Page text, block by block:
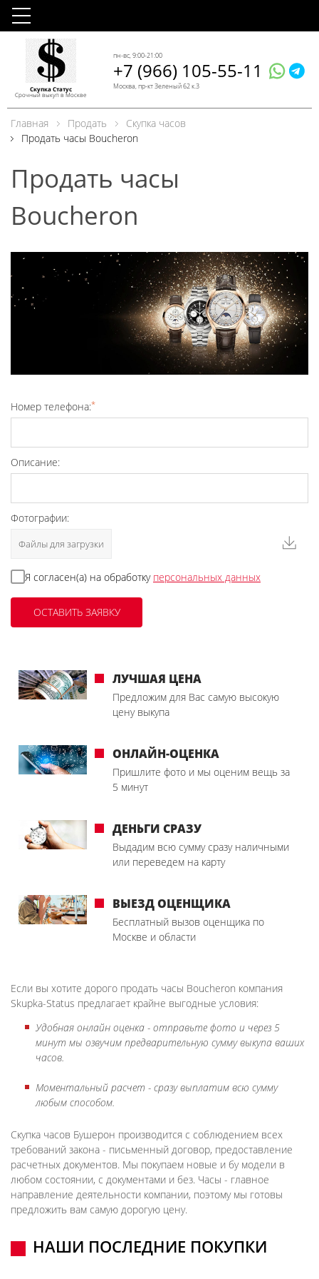
Скупка Статус
Срочный выкуп в Москве
пн-вс, 9:00-21:00
+7 (966) 105-55-11
Москва, пр-кт Зеленый 62 к.3
Главная Продать
Скупка часов
Продать часы Boucheron
Продать часы
Boucheron
Номер телефона:*
Описание:
Фотографии:
Файлы для загрузки
Я согласен(а) на обработку персональных данных
ЛУЧШАЯ ЦЕНА
Предложим для Вас самую высокую
цену выкупа
ОНЛАЙН-ОЦЕНКА
Пришлите фото и мы оценим вещь за
5 минут
ДЕНЬГИ СРАЗУ
Выдадим всю сумму сразу наличными
или переведем на карту
ВЫЕЗД ОЦЕНЩИКА
Бесплатный вызов оценщика по
Москве и области
Если вы хотите дорого продать часы Boucheron компания
Skupka-Status предлагает крайне выгодные условия:
Удобная онлайн оценка - отправьте фото и через 5
минут мы озвучим предварительную сумму выкупа ваших
часов.
Моментальный расчет - сразу выплатим всю сумму
любым способом.
Скупка часов Бушерон производится с соблюдением всех
требований закона - письменный договор, предоставление
расчетных документов. Мы покупаем новые и бу модели в
любом состоянии, с документами и без. Часы - главное
направление деятельности компании, поэтому мы готовы
предложить вам самую дорогую цену.
НАШИ ПОСЛЕДНИЕ ПОКУПКИ